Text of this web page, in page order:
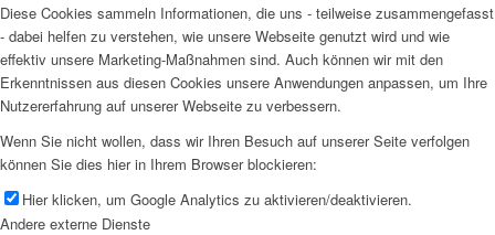
Diese Cookies sammeln Informationen, die uns - teilweise zusammengefasst
- dabei helfen zu verstehen, wie unsere Webseite genutzt wird und wie
effektiv unsere Marketing-Maßnahmen sind. Auch können wir mit den
Erkenntnissen aus diesen Cookies unsere Anwendungen anpassen, um Ihre
Nutzererfahrung auf unserer Webseite zu verbessern.
Wenn Sie nicht wollen, dass wir Ihren Besuch auf unserer Seite verfolgen
können Sie dies hier in Ihrem Browser blockieren:
Hier klicken, um Google Analytics zu aktivieren/deaktivieren.
Andere externe Dienste